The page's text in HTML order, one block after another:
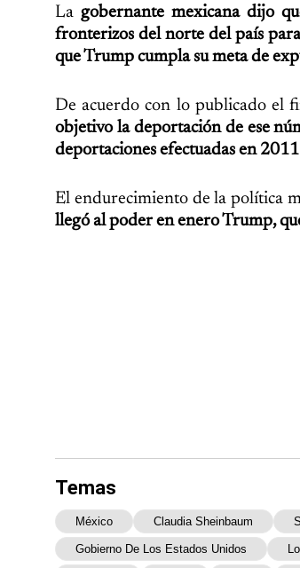
La gobernante mexicana dijo
fronterizos del norte del país
que Trump cumpla su meta de
De acuerdo con lo publicado el
objetivo la deportación de ese
deportaciones efectuadas en
El endurecimiento de la política
llegó al poder en enero Trump,
Temas
México Claudia Sheinbaum
Gobierno De Los Estados Unidos